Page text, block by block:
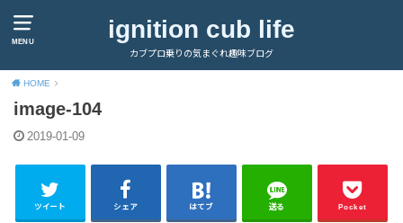
MENU ignition cub life
カブプロ乗りの気まぐれ趣味ブログ
HOME
image-104
2019-01-09
ツイート シェア はてブ 送る Pocket